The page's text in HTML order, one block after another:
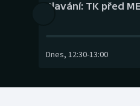
Plavání: TK před
Dnes, 12:30-13:00